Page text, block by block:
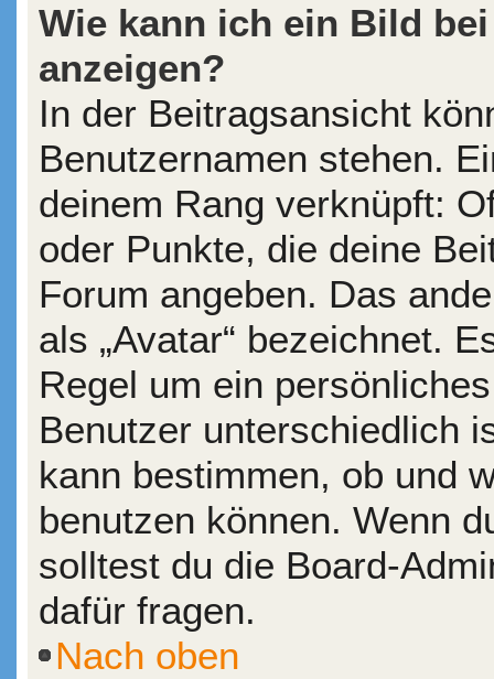
Wie kann ich ein Bild
anzeigen?
In der Beitragsansicht
Benutzernamen stehen.
deinem Rang verknüpft:
oder Punkte, die deine
Forum angeben. Das
als „Avatar“ bezeichnet.
Regel um ein
Benutzer unterschiedlich
kann bestimmen, ob und
benutzen können. Wenn
solltest du die Board-
dafür fragen.
Nach oben